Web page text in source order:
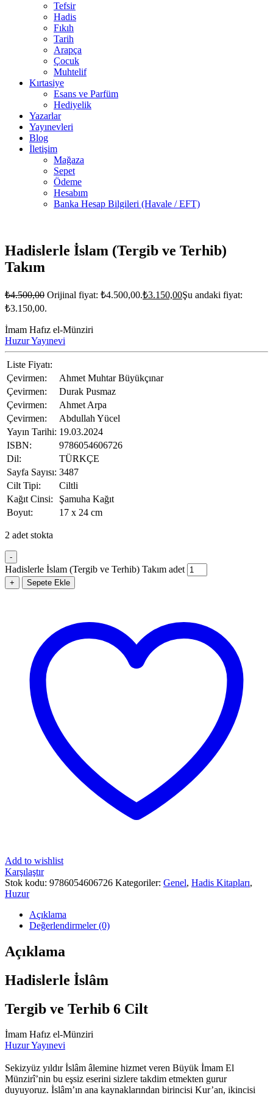
Tefsir
Hadis
Fıkıh
Tarih
Arapça
Çocuk
Muhtelif
Kırtasiye
Esans ve Parfüm
Hediyelik
Yazarlar
Yayınevleri
Blog
İletişim
Mağaza
Sepet
Ödeme
Hesabım
Banka Hesap Bilgileri (Havale / EFT)
Hadislerle İslam (Tergib ve Terhib)
Takım
₺4.500,00 Orijinal fiyat: ₺4.500,00.₺3.150,00Şu andaki fiyat:
₺3.150,00.
İmam Hafız el-Münziri
Huzur Yayınevi
Liste Fiyatı:
Çevirmen:
Ahmet Muhtar Büyükçınar
Çevirmen:
Durak Pusmaz
Çevirmen:
Ahmet Arpa
Çevirmen:
Abdullah Yücel
Yayın Tarihi: 19.03.2024
ISBN:
9786054606726
Dil:
TÜRKÇE
Sayfa Sayısı: 3487
Cilt Tipi:
Ciltli
Kağıt Cinsi:
Şamuha Kağıt
Boyut:
17 x 24 cm
2 adet stokta
-
Hadislerle İslam (Tergib ve Terhib) Takım adet
+ Sepete Ekle
Add to wishlist
Karşılaştır
Stok kodu: 9786054606726 Kategoriler: Genel, Hadis Kitapları,
Huzur
Açıklama
Değerlendirmeler (0)
Açıklama
Hadislerle İslâm
Tergib ve Terhib 6 Cilt
İmam Hafız el-Münziri
Huzur Yayınevi
Sekizyüz yıldır İslâm âlemine hizmet veren Büyük İmam El
Münzirî’nin bu eşsiz eserini sizlere takdim etmekten gurur
duyuyoruz. İslâm’ın ana kaynaklarından birincisi Kur’an, ikincisi